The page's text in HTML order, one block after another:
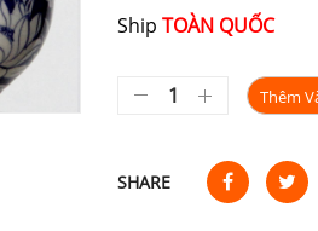
Ship TOÀN QUỐC
Thêm
SHARE